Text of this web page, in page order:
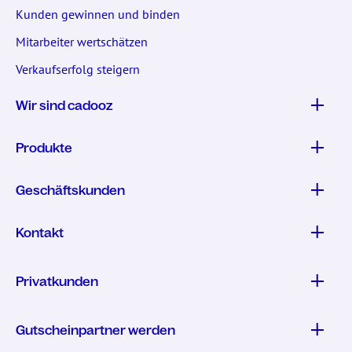
Kunden gewinnen und binden
Mitarbeiter wertschätzen
Verkaufserfolg steigern
Wir sind cadooz
Produkte
Geschäftskunden
Kontakt
Privatkunden
Gutscheinpartner werden